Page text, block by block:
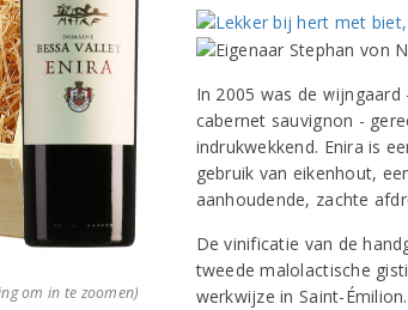
om in te zoomen)
In 2005 was de
cabernet sauvignon -
indrukwekkend. Enira is
gebruik van eikenhout,
aanhoudende, zachte
De vinificatie van de
tweede malolactische
werkwijze in Saint-